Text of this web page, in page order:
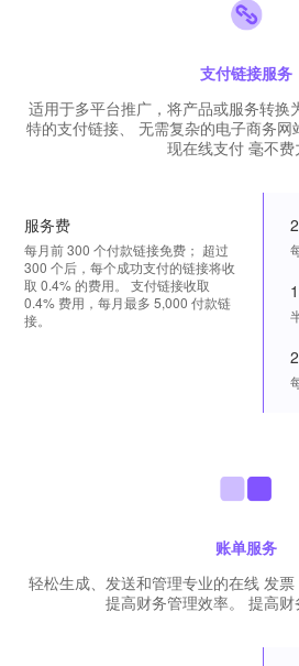
支付链接服务
适用于多平台推广，将产品或服务转换
特的支付链接、 无需复杂的电子商务
现在线支付 毫不费
服务费
每月前 300 个付款链接免费； 超过
300 个后，每个成功支付的链接将收
取 0.4% 的费用。 支付链接收取
0.4% 费用，每月最多 5,000 付款链
接。
账单服务
轻松生成、发送和管理专业的在线 发票
提高财务管理效率。 提高财